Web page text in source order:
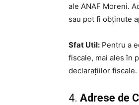
ale ANAF Moreni.
sau pot fi obținute
Sfat Util: Pentru a
fiscale, mai ales în
declarațiilor fiscale.
4. Adrese de